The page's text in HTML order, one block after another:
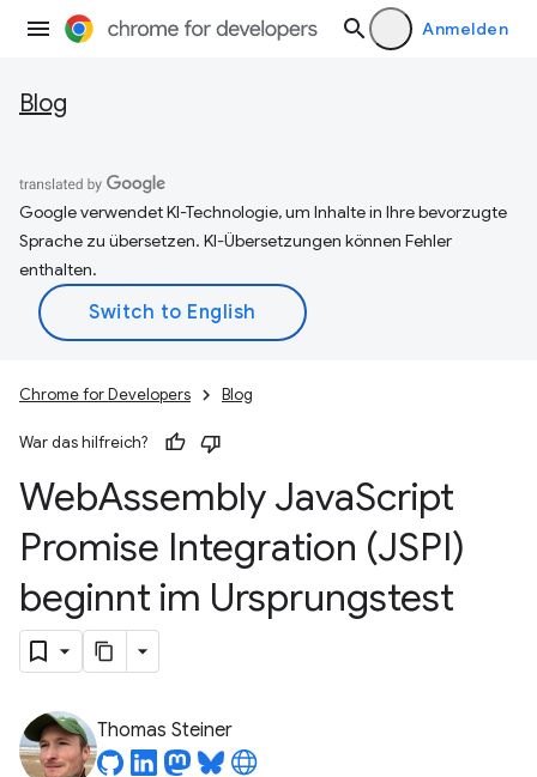
Anmelden
Blog
Google verwendet KI-Technologie, um Inhalte in Ihre bevorzugte
Sprache zu übersetzen. KI-Übersetzungen können Fehler
enthalten.
Chrome for Developers Blog
War das hilfreich?
WebAssembly JavaScript
Promise Integration (JSPI)
beginnt im Ursprungstest
Thomas Steiner